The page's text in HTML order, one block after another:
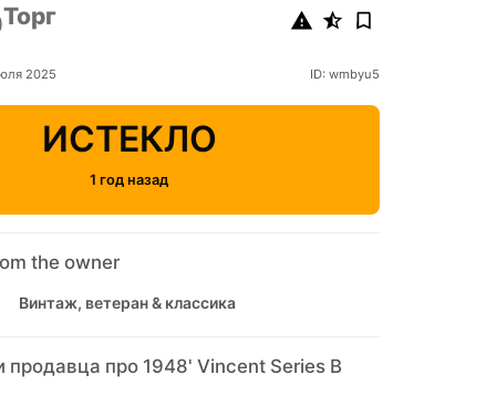
Торг
2025 ID: wmbyu5
ИСТЕКЛО
1 год назад
the owner
Винтаж, ветеран & классика
продавца про 1948' Vincent Series B